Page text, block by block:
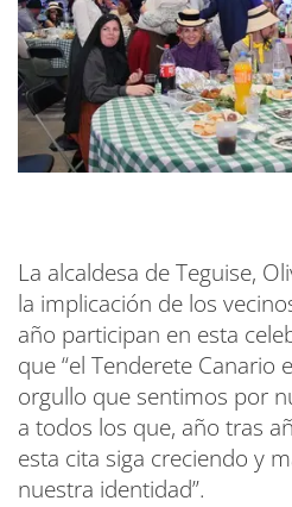
La alcaldesa de Teguise,
la implicación de los
año participan en esta
que “el Tenderete Canario
orgullo que sentimos por
a todos los que, año tras
esta cita siga creciendo y
nuestra identidad”.